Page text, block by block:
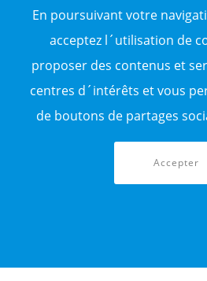
En poursuivant votre
acceptez l´utilisation de
proposer des contenus et
centres d´intérêts et vous
de boutons de partages
Accepter
Vente
TOP
Annonce à 16-
Annonce à 06-
Annonce à 31-
Annonce à 15-